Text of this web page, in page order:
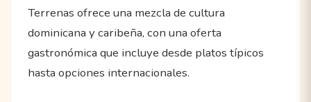
Terrenas ofrece una mezcla de cultura
dominicana y caribeña, con una oferta
gastronómica que incluye desde platos típicos
hasta opciones internacionales.